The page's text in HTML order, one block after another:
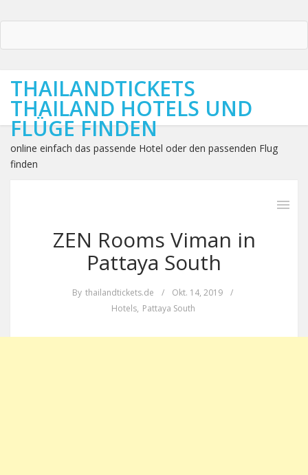
THAILANDTICKETS
THAILAND HOTELS UND
FLÜGE FINDEN
online einfach das passende Hotel oder den passenden Flug
finden
ZEN Rooms Viman in
Pattaya South
By thailandtickets.de / Okt. 14, 2019
/
Hotels, Pattaya South